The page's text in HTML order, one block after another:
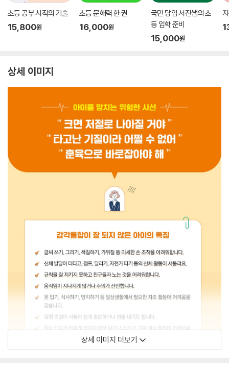
초등 공부 시작의 기술
15,800원
초등 문해력 한 권
16,000원
국민 담임 서진쌤의 초
등 입학 준비
15,000원
상세 이미지
상세 이미지 더보기